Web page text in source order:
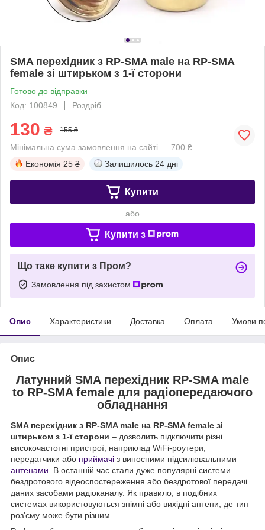
SMA перехідник з RP-SMA male на RP-SMA
female зі штирьком з 1-ї сторони
Готово до відправки
Код: 100849
Роздріб
130 ₴ 155 ₴
Мінімальна сума замовлення на сайті — 700 ₴
Економія 25 ₴ Залишилось 24 дні
Купити
або
Купити з
Що таке купити з Пром?
Замовлення під захистом
Опис Характеристики Доставка Оплата Умови
Опис
Латунний SMA перехідник RP-SMA male
to RP-SMA female для радіопередаючого
обладнання
SMA перехідник з RP-SMA male на RP-SMA female зі
штирьком з 1-ї сторони – дозволить підключити різні
високочастотні пристрої, наприклад WiFi-роутери,
передатчики або приймачі з виносними підсилювальними
антенами. В останній час стали дуже популярні системи
бездротового відеоспостереження або бездротової передачі
даних засобами радіоканалу. Як правило, в подібних
системах використовуються знімні або вихідні антени, де тип
роз'єму може бути різним.